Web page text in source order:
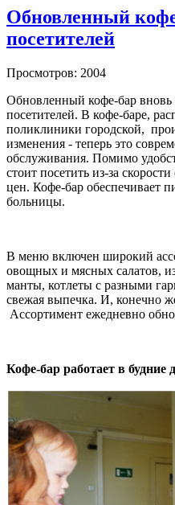
Обновленный
посетителей
Просмотров: 2004
Обновленный кофе-бар вновь
посетителей. В кофе-баре,
поликлиники городской,
изменения - теперь это
обслуживания. Помимо
стоит посетить из-за
цен. Кофе-бар обеспечивает
больницы.
В меню включен широкий
овощных и мясных салатов,
манты, котлеты с разными
свежая выпечка. И, конечно
Ассортимент ежедневно
Кофе-бар работает в будние